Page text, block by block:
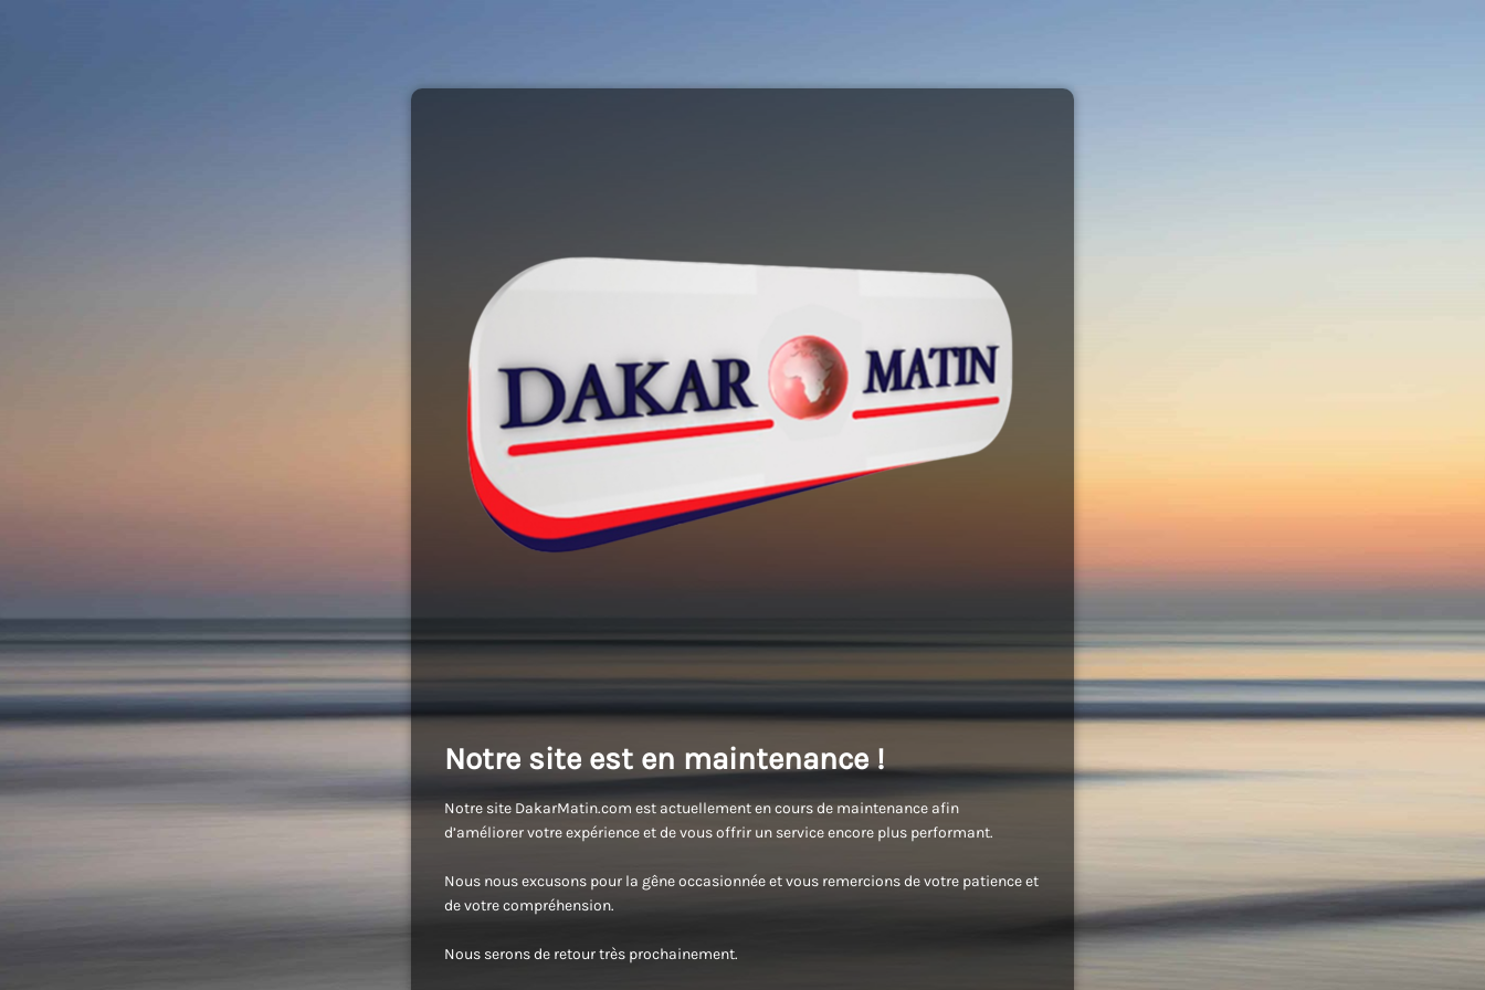
Notre site est en maintenance !
Notre site DakarMatin.com est actuellement en cours de maintenance afin
d’améliorer votre expérience et de vous offrir un service encore plus performant.
Nous nous excusons pour la gêne occasionnée et vous remercions de votre patience et
de votre compréhension.
Nous serons de retour très prochainement.